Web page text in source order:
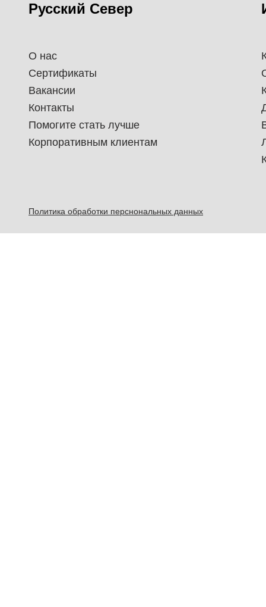
Русский Север
О нас
Сертификаты
Вакансии
Контакты
Помогите стать лучше
Корпоративным клиентам
Политика обработки перснональных данных